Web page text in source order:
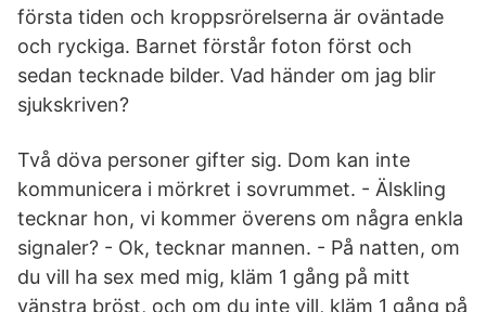
första tiden och kroppsrörelserna är oväntade
och ryckiga. Barnet förstår foton först och
sedan tecknade bilder. Vad händer om jag blir
sjukskriven?
Två döva personer gifter sig. Dom kan inte
kommunicera i mörkret i sovrummet. - Älskling
tecknar hon, vi kommer överens om några enkla
signaler? - Ok, tecknar mannen. - På natten, om
du vill ha sex med mig, kläm 1 gång på mitt
vänstra bröst, och om du inte vill, kläm 1 gång på